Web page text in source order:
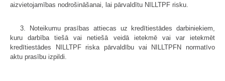
aizvietojamības nodrošināšanai, lai pārvaldītu NILLTPF risku.
3. Noteikumu prasības attiecas uz kredītiestādes darbiniekiem,
kuru darbība tiešā vai netiešā veidā ietekmē vai var ietekmēt
kredītiestādes NILLTPF riska pārvaldību vai NILLTPFN normatīvo
aktu prasību izpildi.